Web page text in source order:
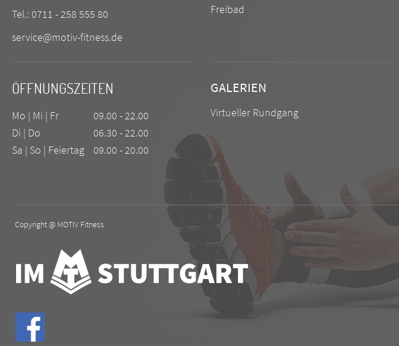
Tel.: 0711 - 258 555 80
service@motiv-fitness.de
ÖFFNUNGSZEITEN
Mo | Mi | Fr
09.00 - 22.00
Di | Do
06.30 - 22.00
Sa | So | Feiertag
09.00 - 20.00
Freibad
GALERIEN
Virtueller Rundgang
Copyright @ MOTIV Fitness